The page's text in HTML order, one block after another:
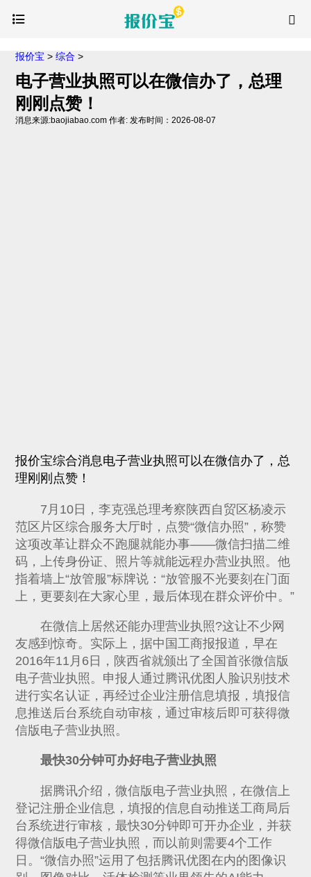
报价宝 >综合 >
电子营业执照可以在微信办了，总理
刚刚点赞！
消息来源:baojiabao.com 作者: 发布时间：2026-08-07
报价宝综合消息电子营业执照可以在微信办了，总
理刚刚点赞！
7月10日，李克强总理考察陕西自贸区杨凌示
范区片区综合服务大厅时，点赞“微信办照”，称赞
这项改革让群众不跑腿就能办事——微信扫描二维
码，上传身份证、照片等就能远程办营业执照。他
指着墙上“放管服”标牌说：“放管服不光要刻在门面
上，更要刻在大家心里，最后体现在群众评价中。”
在微信上居然还能办理营业执照?这让不少网
友感到惊奇。实际上，据中国工商报报道，早在
2016年11月6日，陕西省就颁出了全国首张微信版
电子营业执照。申报人通过腾讯优图人脸识别技术
进行实名认证，再经过企业注册信息填报，填报信
息推送后台系统自动审核，通过审核后即可获得微
信版电子营业执照。
最快30分钟可办好电子营业执照
据腾讯介绍，微信版电子营业执照，在微信上
登记注册企业信息，填报的信息自动推送工商局后
台系统进行审核，最快30分钟即可开办企业，并获
得微信版电子营业执照，而以前则需要4个工作
日。“微信办照”运用了包括腾讯优图在内的图像识